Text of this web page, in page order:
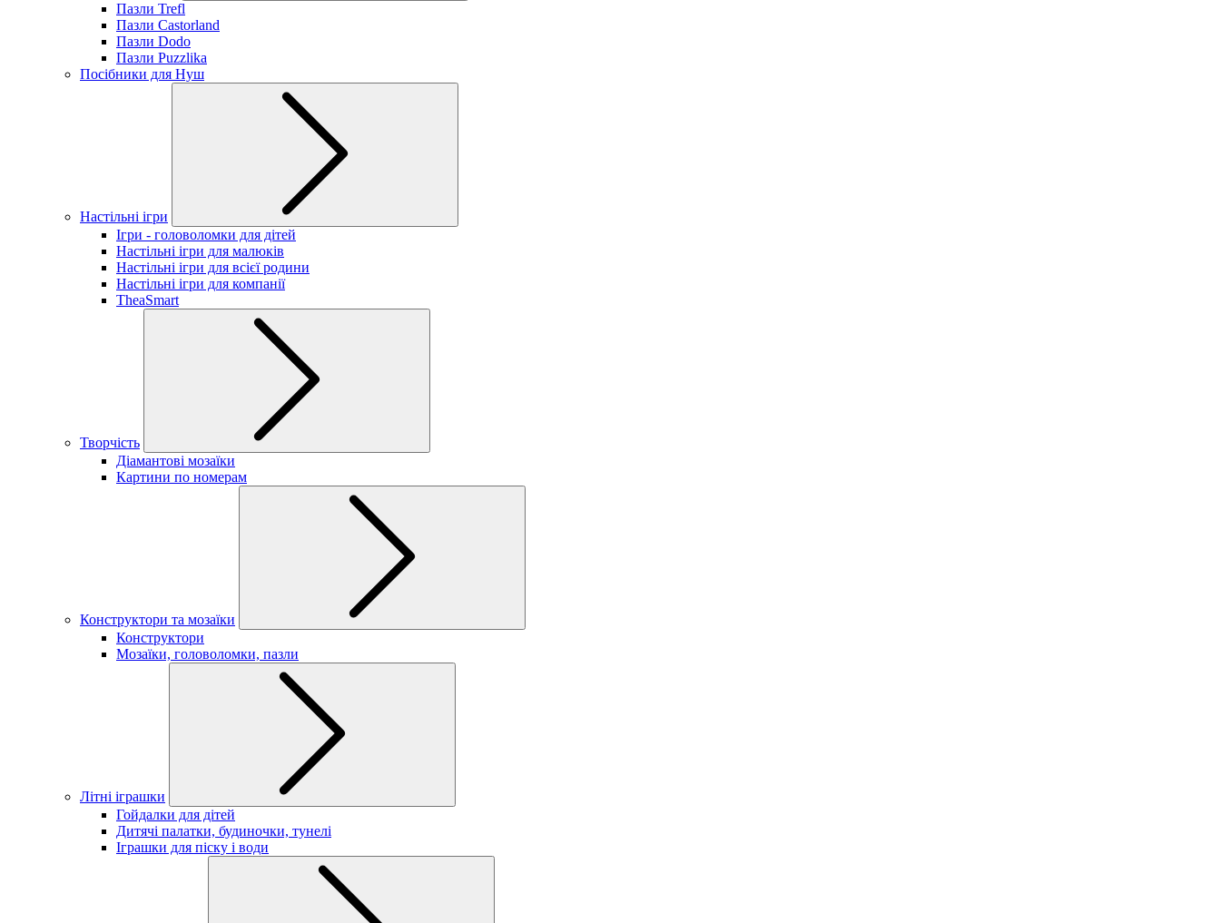
Пазли Trefl
Пазли Castorland
Пазли Dodo
Пазли Puzzlika
Посібники для Нуш
Настільні ігри
Ігри - головоломки для дітей
Настільні ігри для малюків
Настільні ігри для всієї родини
Настільні ігри для компанії
TheaSmart
Творчість
Діамантові мозаїки
Картини по номерам
Конструктори та мозаїки
Конструктори
Мозаїки, головоломки, пазли
Літні іграшки
Гойдалки для дітей
Дитячі палатки, будиночки, тунелі
Іграшки для піску і води